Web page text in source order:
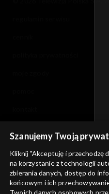
informacje o dostawcy usług
Szanujemy Twoją
Kliknij "Akceptuję i przechodzę
na korzystanie z technologii
zbierania danych, dostęp do
końcowym i ich
Twoich danych osobowych